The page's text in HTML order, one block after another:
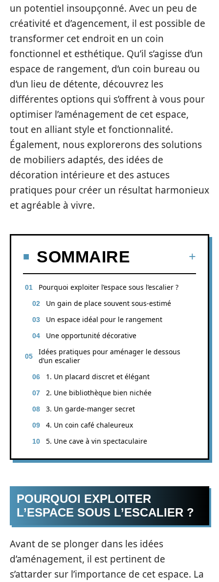
un potentiel insoupçonné. Avec un peu de
créativité et d’agencement, il est possible de
transformer cet endroit en un coin
fonctionnel et esthétique. Qu’il s’agisse d’un
espace de rangement, d’un coin bureau ou
d’un lieu de détente, découvrez les
différentes options qui s’offrent à vous pour
optimiser l’aménagement de cet espace,
tout en alliant style et fonctionnalité.
Également, nous explorerons des solutions
de mobiliers adaptés, des idées de
décoration intérieure et des astuces
pratiques pour créer un résultat harmonieux
et agréable à vivre.
SOMMAIRE
Pourquoi exploiter l’espace sous l’escalier ?
Un gain de place souvent sous-estimé
Un espace idéal pour le rangement
Une opportunité décorative
Idées pratiques pour aménager le dessous
d’un escalier
1. Un placard discret et élégant
2. Une bibliothèque bien nichée
3. Un garde-manger secret
4. Un coin café chaleureux
5. Une cave à vin spectaculaire
POURQUOI EXPLOITER
L’ESPACE SOUS L’ESCALIER ?
Avant de se plonger dans les idées
d’aménagement, il est pertinent de
s’attarder sur l’importance de cet espace. La